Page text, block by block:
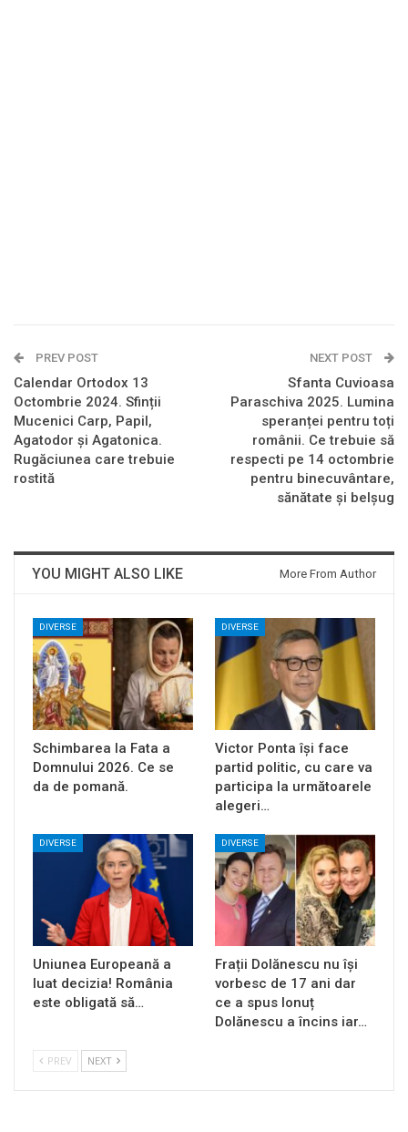
PREV POST
Calendar Ortodox 13
Octombrie 2024. Sfinții
Mucenici Carp, Papil,
Agatodor și Agatonica.
Rugăciunea care trebuie
rostită
NEXT POST
Sfanta Cuvioasa
Paraschiva 2025. Lumina
speranței pentru toți
românii. Ce trebuie să
respecti pe 14 octombrie
pentru binecuvântare,
sănătate și belșug
YOU MIGHT ALSO LIKE More From Author
DIVERSE
Schimbarea la Fata a
Domnului 2026. Ce se
da de pomană.
DIVERSE
Victor Ponta își face
partid politic, cu care va
participa la următoarele
alegeri…
DIVERSE
Uniunea Europeană a
luat decizia! România
este obligată să…
DIVERSE
Frații Dolănescu nu își
vorbesc de 17 ani dar
ce a spus Ionuț
Dolănescu a încins iar…
PREV NEXT